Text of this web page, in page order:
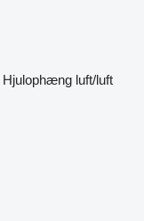
Hjulophæng luft/luft